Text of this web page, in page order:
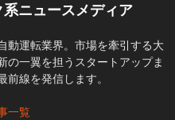
ニュースメディア
動運転業界。市場を牽引する大
の一翼を担うスタートアップま
線を発信します。
一覧